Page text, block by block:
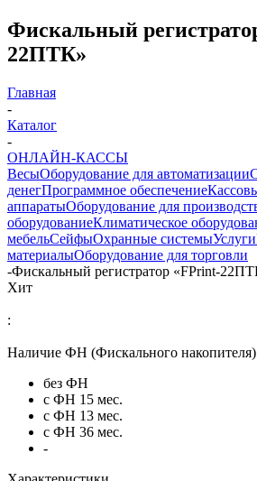
Фискальный
22ПТК»
Главная
-
Каталог
-
ОНЛАЙН-КАССЫ
ВесыОборудование для автоматизации
денегПрограммное обеспечение
аппаратыОборудование для
оборудованиеКлиматическое
мебельСейфыОхранные системыУслуги
материалыОборудование для торговли
-Фискальный регистратор «FPrint-
Хит
:
Наличие ФН (Фискального накопителя)
без ФН
с ФН 15 мес.
с ФН 13 мес.
с ФН 36 мес.
-